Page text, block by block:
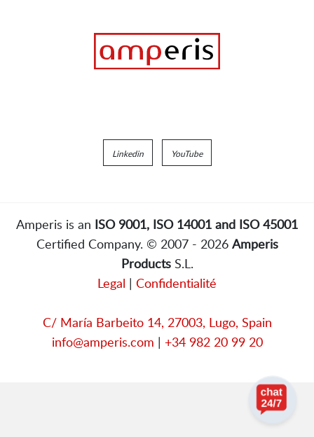
Linkedin YouTube
Amperis is an ISO 9001, ISO 14001 and ISO 45001
Certified Company. © 2007 - 2026 Amperis
ProductsS.L.
Legal | Confidentialité
C/ María Barbeito 14, 27003, Lugo, Spain
info@amperis.com | +34 982 20 99 20